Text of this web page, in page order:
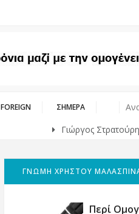
FOREIGN ΣΗΜΕΡΑ
Γιώργος Στρατούρης: Ο
ΓΝΩΜΗ ΧΡΗΣΤΟΥ
Περί